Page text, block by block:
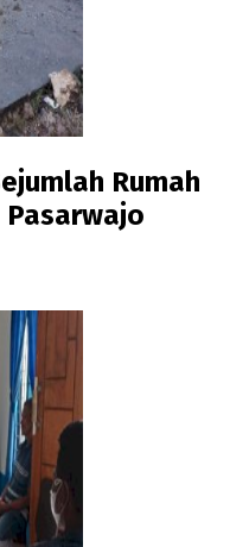
Rumah